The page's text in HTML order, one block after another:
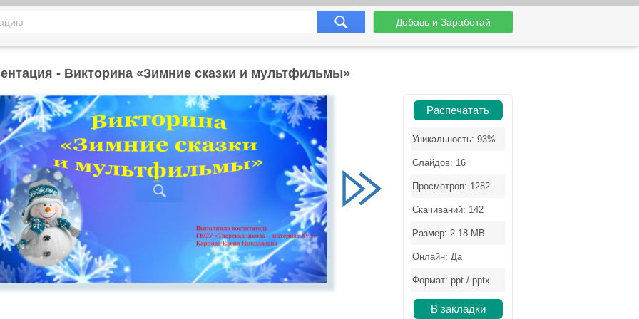
Добавь и Заработай
- Викторина «Зимние сказки и мультфильмы»
Распечатать
Уникальность: 93%
Слайдов: 16
Просмотров: 1282
Скачиваний: 142
Размер: 2.18 MB
Онлайн: Да
Формат: ppt / pptx
В закладки